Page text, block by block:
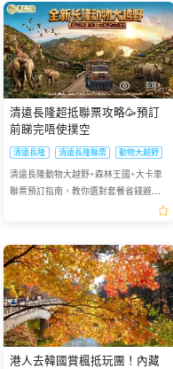
瀏覽3
清遠長隆超抵聯票攻略🥳預訂
前睇完唔使撲空
清遠長隆 清遠長隆聯票 動物大越野
清遠長隆動物大越野+森林王國+大卡車
聯票預訂指南，教你選對套餐省錢避
港人去韓國賞楓抵玩團！內藏